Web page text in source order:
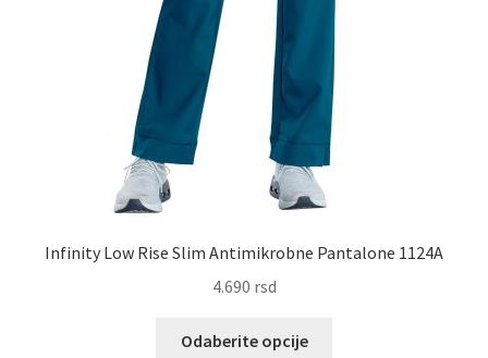
Infinity Low Rise Slim Antimikrobne Pantalone 1124A
4.690 rsd
Odaberite opcije